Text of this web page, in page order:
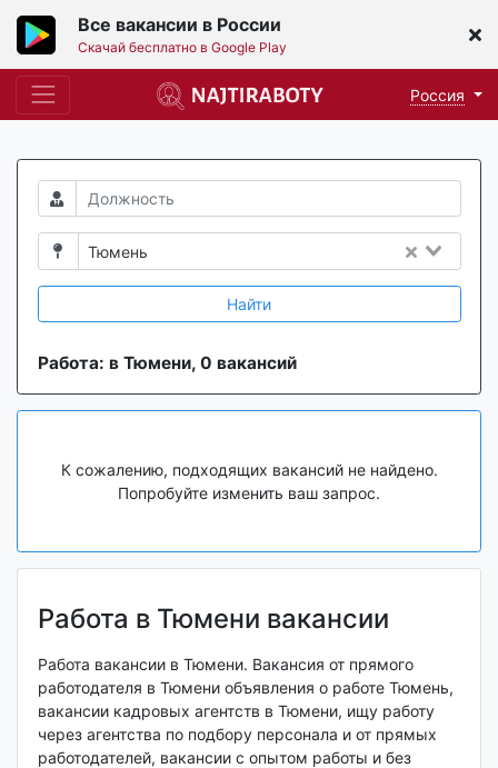
Все вакансии в России
Скачай бесплатно в Google Play
Россия
Тюмень
Найти
Работа: в Тюмени, 0 вакансий
К сожалению, подходящих вакансий не найдено.
Попробуйте изменить ваш запрос.
Работа в Тюмени вакансии
Работа вакансии в Тюмени. Вакансия от прямого
работодателя в Тюмени объявления о работе Тюмень,
вакансии кадровых агентств в Тюмени, ищу работу
через агентства по подбору персонала и от прямых
работодателей, вакансии с опытом работы и без